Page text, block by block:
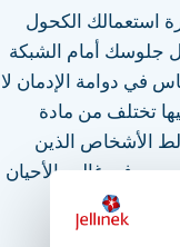
الكحول
جلوسك أمام الشبكة
في دوامة الإدمان لا
تختلف من مادة
الأشخاص الذين
في غالب الأحيان